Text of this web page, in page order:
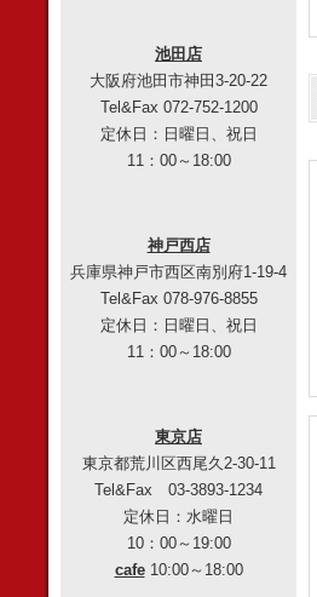
池田店
大阪府池田市神田3-20-22
Tel&Fax 072-752-1200
定休日：日曜日、祝日
11：00～18:00
神戸西店
兵庫県神戸市西区南別府1-19-4
Tel&Fax 078-976-8855
定休日：日曜日、祝日
11：00～18:00
東京店
東京都荒川区西尾久2-30-11
Tel&Fax 03-3893-1234
定休日：水曜日
10：00～19:00
cafe10:00～18:00